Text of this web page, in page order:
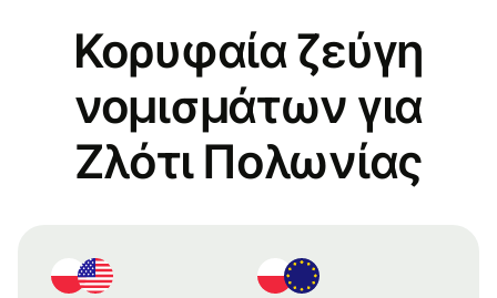
Κορυφαία ζεύγη
νομισμάτων για
Ζλότι Πολωνίας